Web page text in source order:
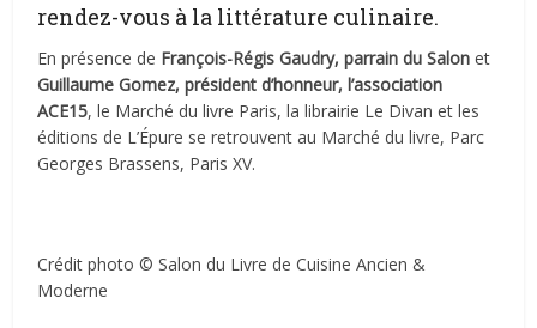
rendez-vous à la littérature culinaire.
En présence de François-Régis Gaudry, parrain du Salon et
Guillaume Gomez, président d’honneur, l’association
ACE15, le Marché du livre Paris, la librairie Le Divan et les
éditions de L’Épure se retrouvent au Marché du livre, Parc
Georges Brassens, Paris XV.
Crédit photo © Salon du Livre de Cuisine Ancien &
Moderne